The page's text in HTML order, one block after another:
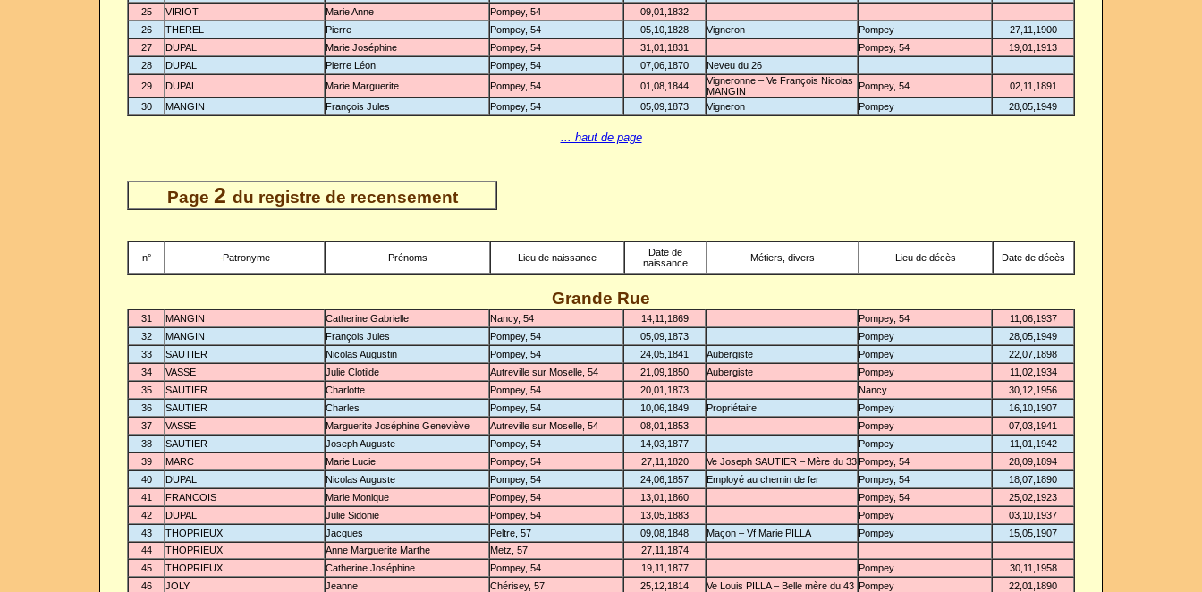
25
VIRIOT Marie Anne Pompey, 54
09,01,1832
26
THEREL Pierre Pompey, 54 05,10,1828 Vigneron Pompey
27,11,1900
27
DUPAL Marie Joséphine Pompey, 54 31,01,1831 Pompey, 54
19,01,1913
28
DUPAL Pierre Léon Pompey, 54 07,06,1870
Neveu du 26
29
DUPAL Marie Marguerite Pompey, 54 01,08,1844
Vigneronne – Ve François Nicolas
MANGIN
Pompey, 54
02,11,1891
30
MANGIN François Jules Pompey, 54 05,09,1873 Vigneron Pompey 28,05,1949
... haut de page
Page 2 du registre de recensement
n° -Patronyme Prénoms Lieu de naissance
Date de
naissance
Métiers, divers Lieu de décès Date de décès
Grande Rue
31 MANGIN Catherine Gabrielle Nancy, 54 14,11,1869 Pompey, 54
11,06,1937
32
MANGIN François Jules Pompey, 54 05,09,1873 Pompey
28,05,1949
33
SAUTIER Nicolas Augustin Pompey, 54 24,05,1841 Aubergiste Pompey
22,07,1898
34
VASSE Julie Clotilde Autreville sur Moselle, 54 21,09,1850 Aubergiste Pompey
11,02,1934
35
SAUTIER Charlotte Pompey, 54 20,01,1873 Nancy
30,12,1956
36
SAUTIER Charles Pompey, 54 10,06,1849 Propriétaire Pompey
16,10,1907
37
VASSE Marguerite Joséphine Geneviève Autreville sur Moselle, 54 08,01,1853 Pompey
07,03,1941
38
SAUTIER Joseph Auguste Pompey, 54 14,03,1877 Pompey
11,01,1942
39
MARC Marie Lucie Pompey, 54 27,11,1820 Ve Joseph SAUTIER – Mère du 33Pompey, 54
28,09,1894
40
DUPAL Nicolas Auguste Pompey, 54 24,06,1857 Employé au chemin de fer Pompey, 54
18,07,1890
41
FRANCOIS Marie Monique Pompey, 54 13,01,1860 Pompey, 54
25,02,1923
42
DUPAL Julie Sidonie Pompey, 54 13,05,1883 Pompey
03,10,1937
43
THOPRIEUX Jacques Peltre, 57 09,08,1848 Maçon – Vf Marie PILLA Pompey
15,05,1907
44
THOPRIEUX Anne Marguerite Marthe Metz, 57
27,11,1874
45
THOPRIEUX Catherine Joséphine Pompey, 54 19,11,1877 Pompey
30,11,1958
46
JOLY Jeanne Chérisey, 57 25,12,1814 Ve Louis PILLA – Belle mère du 43 Pompey
22,01,1890